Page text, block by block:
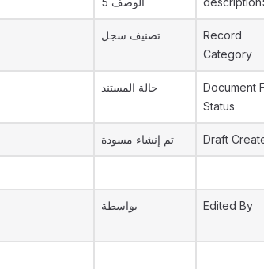
تصنيف سجل
Record
Category
حالة المستند
Document
Status
تم إنشاء مسودة Draft
بواسطة Edited By